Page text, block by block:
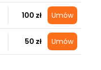
100 zł Umów
50 zł Umów